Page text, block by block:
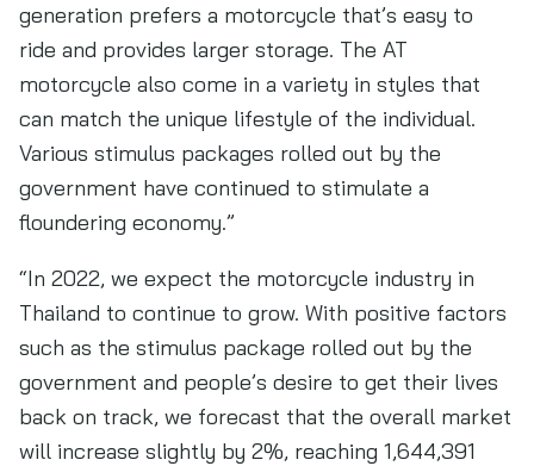
generation prefers a motorcycle that’s easy to
ride and provides larger storage. The AT
motorcycle also come in a variety in styles that
can match the unique lifestyle of the individual.
Various stimulus packages rolled out by the
government have continued to stimulate a
floundering economy.”
“In 2022, we expect the motorcycle industry in
Thailand to continue to grow. With positive factors
such as the stimulus package rolled out by the
government and people’s desire to get their lives
back on track, we forecast that the overall market
will increase slightly by 2%, reaching 1,644,391